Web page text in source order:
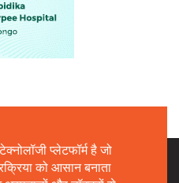
प्लेटफॉर्म है जो
को आसान बनाता